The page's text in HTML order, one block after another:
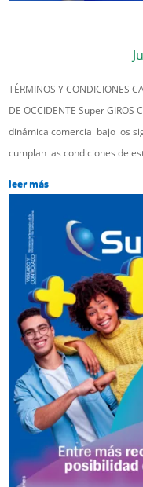
TÉRMINOS Y CONDICIONES
DE OCCIDENTE Super
dinámica comercial bajo los
cumplan las condiciones de
leer más